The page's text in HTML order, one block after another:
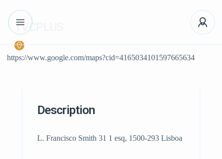
TVCPLUS
https://www.google.com/maps?cid=4165034101597665634
Description
L. Francisco Smith 31 1 esq, 1500-293 Lisboa